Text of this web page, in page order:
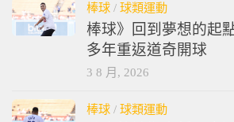
棒球 / 球類運動
棒球》回到夢想的起
多年重返道奇開球
3 8 月, 2026
棒球 / 球類運動